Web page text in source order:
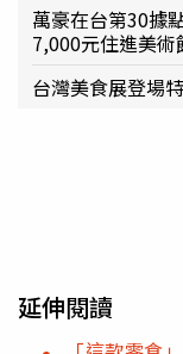
萬豪在台第30據
7,000元住進美術
台灣美食展登場
延伸閱讀